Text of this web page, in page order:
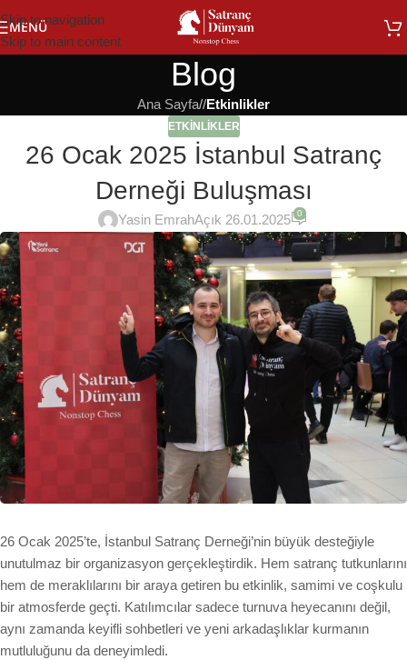
Skip to navigation
Skip to main content
MENÜ
Blog
Ana Sayfa/ Etkinlikler
ETKINLIKLER
26 Ocak 2025 İstanbul Satranç
Derneği Buluşması
Yasin EmrahAçık 26.01.2025 0
26 Ocak 2025’te, İstanbul Satranç Derneği’nin büyük desteğiyle
unutulmaz bir organizasyon gerçekleştirdik. Hem satranç tutkunlarını
hem de meraklılarını bir araya getiren bu etkinlik, samimi ve coşkulu
bir atmosferde geçti. Katılımcılar sadece turnuva heyecanını değil,
aynı zamanda keyifli sohbetleri ve yeni arkadaşlıklar kurmanın
mutluluğunu da deneyimledi.